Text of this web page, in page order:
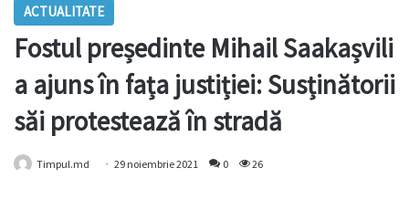
ACTUALITATE
Fostul președinte Mihail Saakașvili
a ajuns în fața justiției: Susținătorii
săi protestează în stradă
Timpul.md 29 noiembrie 2021 0 26